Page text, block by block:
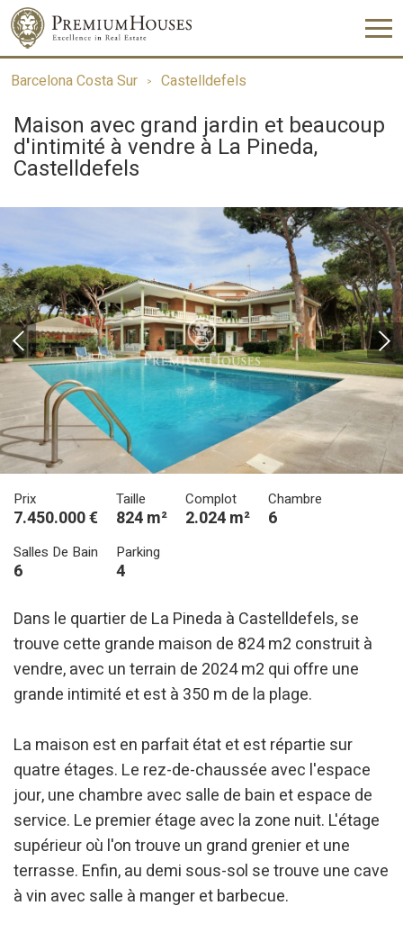
Barcelona Costa Sur Castelldefels
Maison avec grand jardin et beaucoup
d'intimité à vendre à La Pineda,
Castelldefels
Prix
7.450.000 €
Taille
824 m²
Complot
2.024 m²
Chambre
6
Salles De Bain
6
Parking
4
Dans le quartier de La Pineda à Castelldefels, se
trouve cette grande maison de 824 m2 construit à
vendre, avec un terrain de 2024 m2 qui offre une
grande intimité et est à 350 m de la plage.
La maison est en parfait état et est répartie sur
quatre étages. Le rez-de-chaussée avec l'espace
jour, une chambre avec salle de bain et espace de
service. Le premier étage avec la zone nuit. L'étage
supérieur où l'on trouve un grand grenier et une
terrasse. Enfin, au demi sous-sol se trouve une cave
à vin avec salle à manger et barbecue.